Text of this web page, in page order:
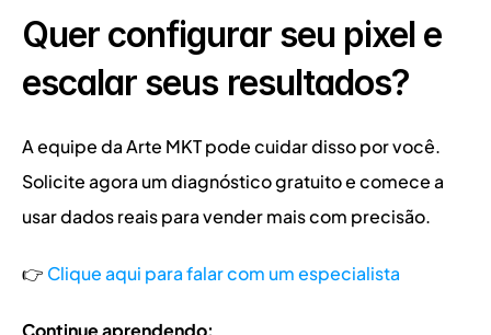
Quer configurar seu pixel e
escalar seus resultados?
A equipe da Arte MKT pode cuidar disso por você.
Solicite agora um diagnóstico gratuito e comece a
usar dados reais para vender mais com precisão.
👉 Clique aqui para falar com um especialista
Continue aprendendo: